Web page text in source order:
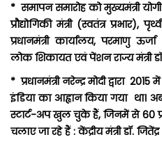
* समापन समारोह को मुख्यमंत्री
प्रौद्योगिकी मंत्री (स्वतंत्र प्रभार),
प्रधानमंत्री कार्यालय, परमाणु
लोक शिकायत एवं पेंशन राज्य मंत्री
* प्रधानमंत्री नरेन्द्र मोदी द्वारा
इंडिया का आह्वान किया गया
स्टार्ट-अप खुल चुके हैं, जिनमें से 60
चलाए जा रहे हैं : केंद्रीय मंत्री डॉ.